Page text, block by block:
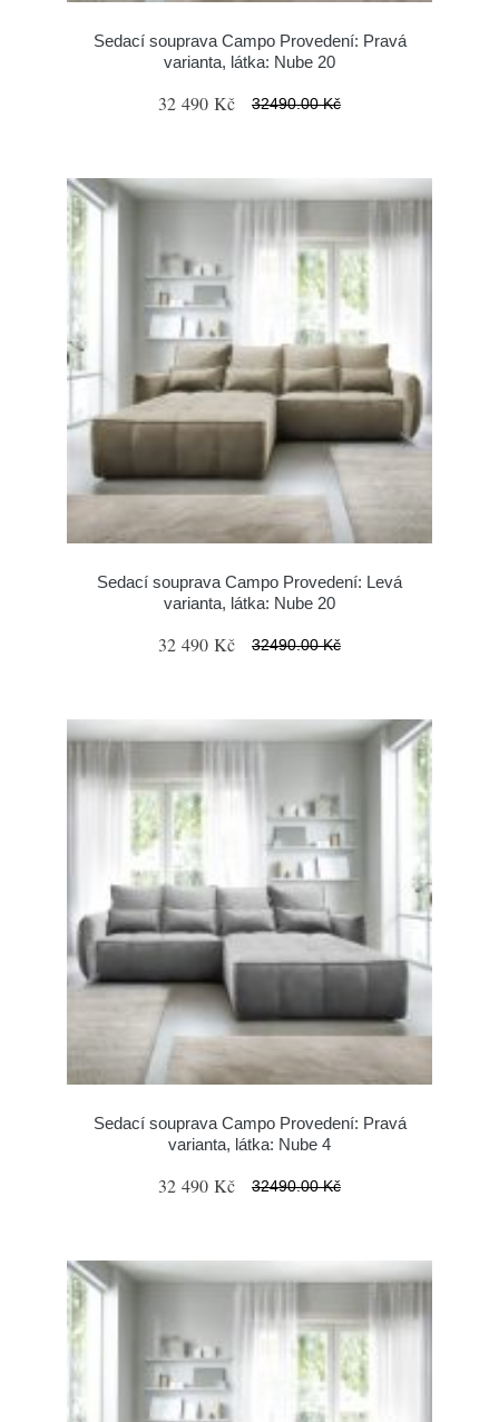
Sedací souprava Campo Provedení: Pravá
varianta, látka: Nube 20
32 490 Kč 32490.00 Kč
Sedací souprava Campo Provedení: Levá
varianta, látka: Nube 20
32 490 Kč 32490.00 Kč
Sedací souprava Campo Provedení: Pravá
varianta, látka: Nube 4
32 490 Kč 32490.00 Kč